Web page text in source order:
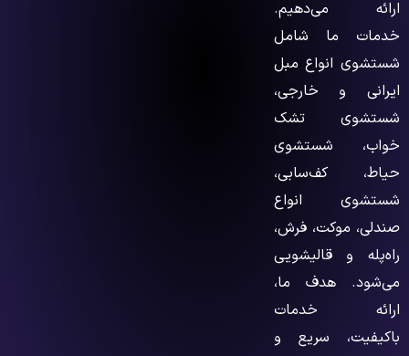
ارائه می‌دهیم.
خدمات ما شامل
شستشوی انواع مبل
ایرانی و خارجی،
شستشوی تشک
خواب، شستشوی
حیاط، کف‌سابی،
شستشوی انواع
صندلی، موکت، فرش،
راه‌پله و قالیشویی
می‌شود. هدف ما،
ارائه خدمات
باکیفیت، سریع و